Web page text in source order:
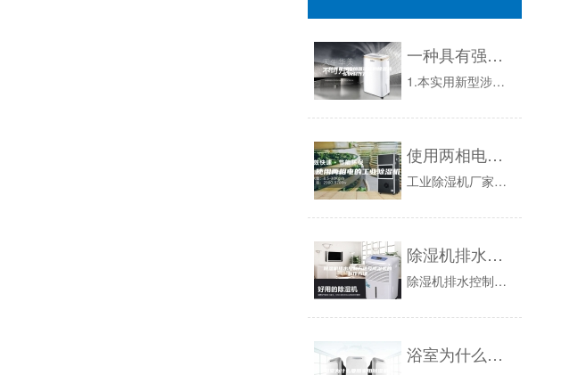
一种具有强度加固功能的除湿转轮的制作方法
1.本实用新型涉及除湿设备技术领域，更具体地说，本实用新型涉及一种具有强度加固功能的除湿转轮。背景技术：2.除湿转轮是转轮除湿机中的重要组成...
使用两相电的工业除湿机
工业除湿机厂家新闻记者获知：工业生产是件很讲究的活，要求很多，有的时候你会觉得就跟抱小孩一样，不能轻了也不能重了，其中有一条是对空气湿度的要...
除湿机排水控制方法及除湿机的制作方法
除湿机排水控制方法及除湿机的制作方法【技术领域】[0001]本发明涉及制冷技术领域，尤其涉及一种除湿机排水控制方法及除湿机。【背景技术】[0...
浴室为什么要用家用除湿机？